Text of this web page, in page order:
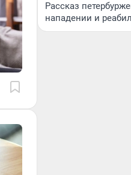
Рассказ
нападении и